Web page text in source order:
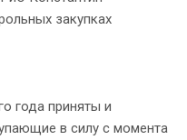
закупках
года приняты и
в силу с момента